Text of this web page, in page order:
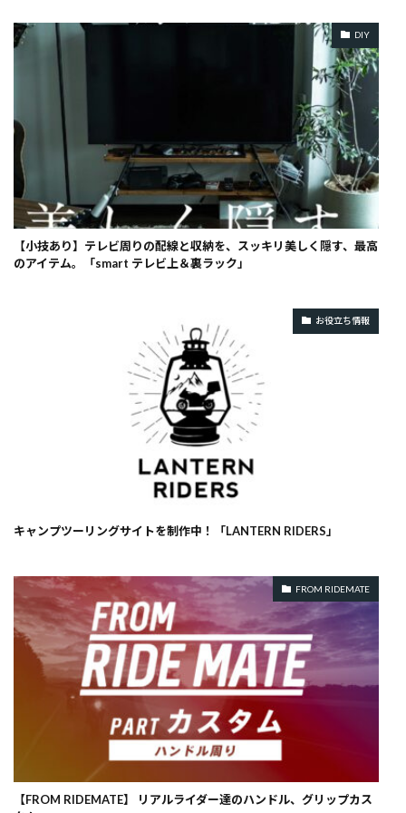
DIY
【小技あり】テレビ周りの配線と収納を、スッキリ美しく隠す、最高
のアイテム。「smart テレビ上＆裏ラック」
お役立ち情報
キャンプツーリングサイトを制作中！「LANTERN RIDERS」
FROM RIDEMATE
【FROM RIDEMATE】 リアルライダー達のハンドル、グリップカス